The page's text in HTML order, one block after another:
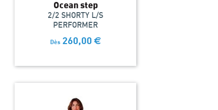
Ocean step
2/2 SHORTY L/S
PERFORMER
Dès 260,00 €